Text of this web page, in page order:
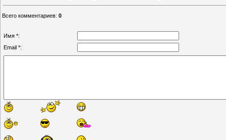
Всего комментариев: 0
Имя *:
Email *: